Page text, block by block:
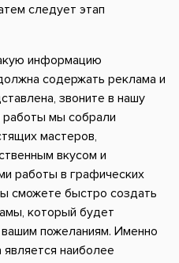
следует этап
информацию
содержать реклама и
звоните в нашу
мы собрали
мастеров,
вкусом и
работы в графических
сможете быстро создать
который будет
пожеланиям. Именно
наиболее